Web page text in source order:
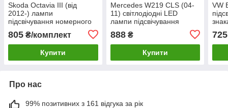
Skoda Octavia III (від
2012-) лампи
підсвічування номерного
знака LED 2 шт комплект,
Шкода Октавія
805 ₴/комплект
Купити
Mercedes W219 CLS (04-
11) світлодіодні LED
лампи підсвічування
комплект, Мерседес 219
888₴
Купити
VW
725
Про нас
99% позитивних з 161 відгука за рік